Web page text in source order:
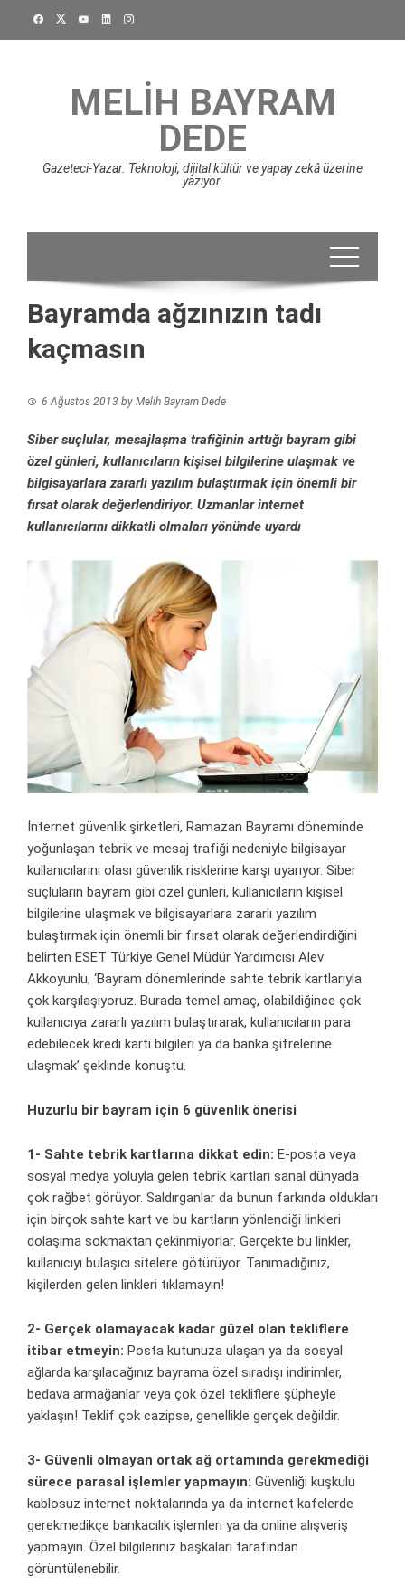
MELIH BAYRAM
DEDE
Gazeteci-Yazar. Teknoloji, dijital kültür ve yapay zekâ üzerine
yazıyor.
Bayramda ağzınızın tadı
kaçmasın
6 Ağustos 2013 by Melih Bayram Dede
Siber suçlular, mesajlaşma trafiğinin arttığı bayram gibi
özel günleri, kullanıcıların kişisel bilgilerine ulaşmak ve
bilgisayarlara zararlı yazılım bulaştırmak için önemli bir
fırsat olarak değerlendiriyor. Uzmanlar internet
kullanıcılarını dikkatli olmaları yönünde uyardı
İnternet güvenlik şirketleri, Ramazan Bayramı döneminde
yoğunlaşan tebrik ve mesaj trafiği nedeniyle bilgisayar
kullanıcılarını olası güvenlik risklerine karşı uyarıyor. Siber
suçluların bayram gibi özel günleri, kullanıcıların kişisel
bilgilerine ulaşmak ve bilgisayarlara zararlı yazılım
bulaştırmak için önemli bir fırsat olarak değerlendirdiğini
belirten ESET Türkiye Genel Müdür Yardımcısı Alev
Akkoyunlu, ‘Bayram dönemlerinde sahte tebrik kartlarıyla
çok karşılaşıyoruz. Burada temel amaç, olabildiğince çok
kullanıcıya zararlı yazılım bulaştırarak, kullanıcıların para
edebilecek kredi kartı bilgileri ya da banka şifrelerine
ulaşmak’ şeklinde konuştu.
Huzurlu bir bayram için 6 güvenlik önerisi
1- Sahte tebrik kartlarına dikkat edin: E-posta veya
sosyal medya yoluyla gelen tebrik kartları sanal dünyada
çok rağbet görüyor. Saldırganlar da bunun farkında oldukları
için birçok sahte kart ve bu kartların yönlendiği linkleri
dolaşıma sokmaktan çekinmiyorlar. Gerçekte bu linkler,
kullanıcıyı bulaşıcı sitelere götürüyor. Tanımadığınız,
kişilerden gelen linkleri tıklamayın!
2- Gerçek olamayacak kadar güzel olan tekliflere
itibar etmeyin: Posta kutunuza ulaşan ya da sosyal
ağlarda karşılacağınız bayrama özel sıradışı indirimler,
bedava armağanlar veya çok özel tekliflere şüpheyle
yaklaşın! Teklif çok cazipse, genellikle gerçek değildir.
3- Güvenli olmayan ortak ağ ortamında gerekmediği
sürece parasal işlemler yapmayın: Güvenliği kuşkulu
kablosuz internet noktalarında ya da internet kafelerde
gerekmedikçe bankacılık işlemleri ya da online alışveriş
yapmayın. Özel bilgileriniz başkaları tarafından
görüntülenebilir.